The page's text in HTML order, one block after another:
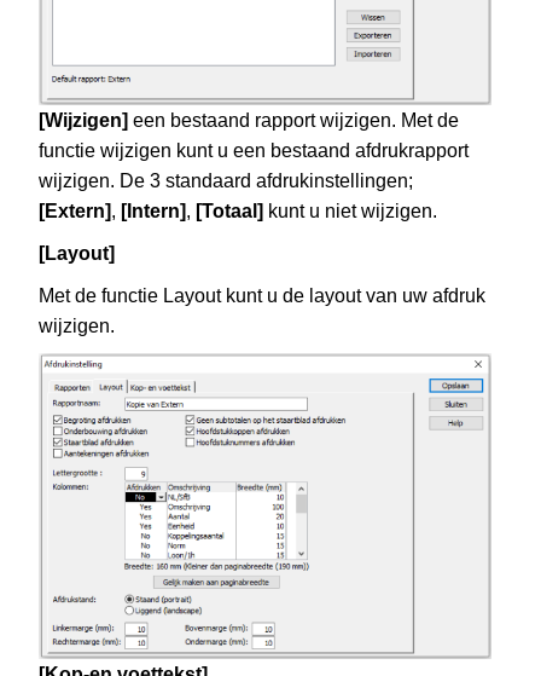
[Wijzigen] een bestaand rapport wijzigen. Met de
functie wijzigen kunt u een bestaand afdrukrapport
wijzigen. De 3 standaard afdrukinstellingen;
[Extern], [Intern], [Totaal] kunt u niet wijzigen.
[Layout]
Met de functie Layout kunt u de layout van uw afdruk
wijzigen.